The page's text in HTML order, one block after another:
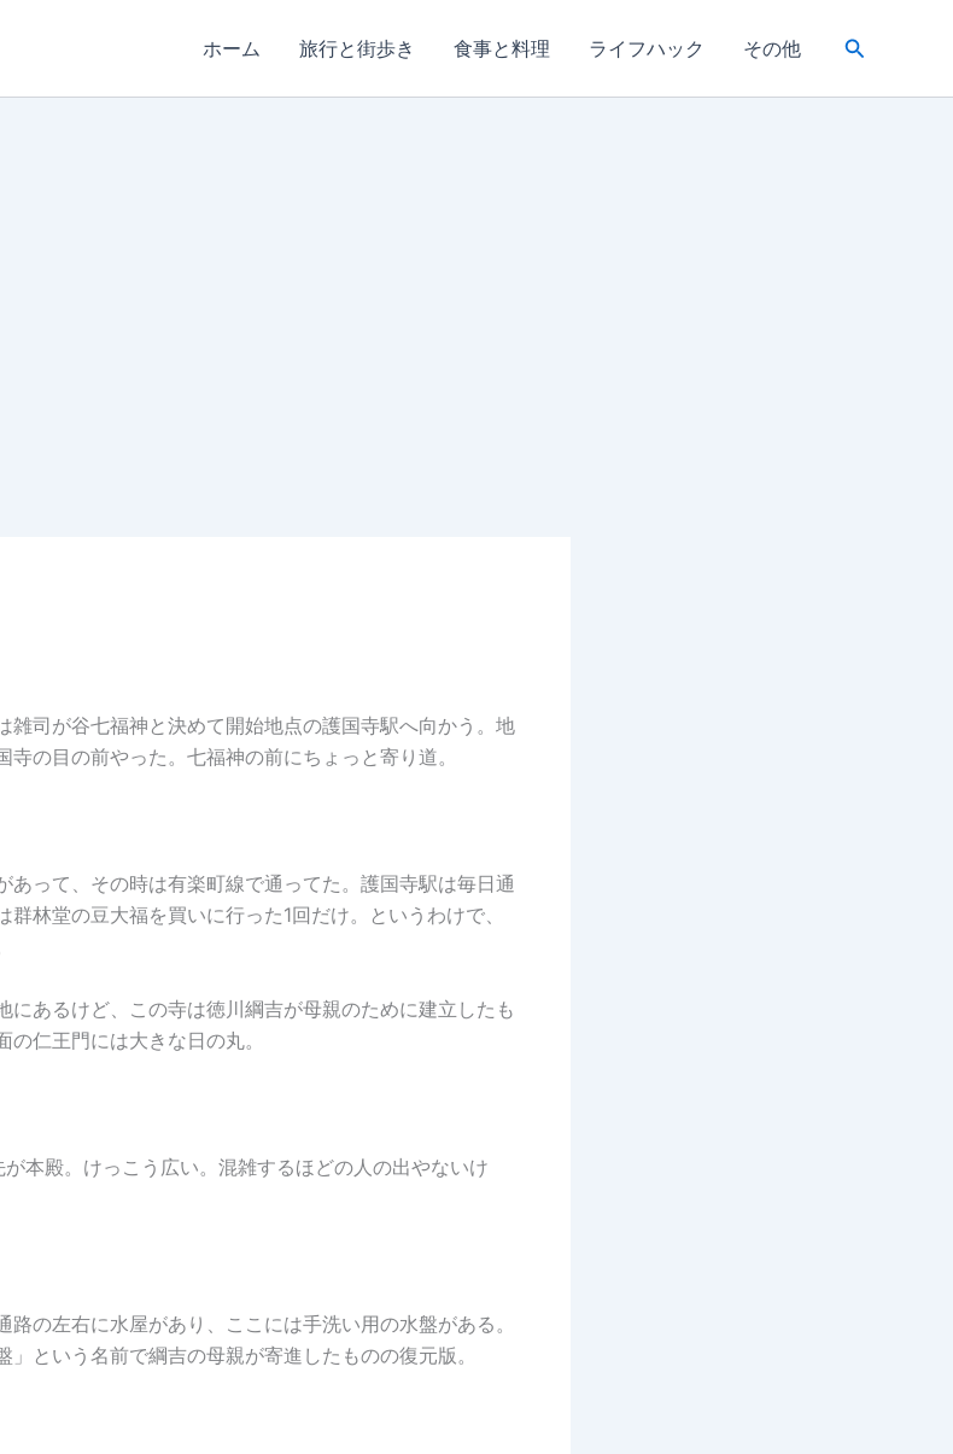
ホーム 旅行と街歩き 食事と料理 ライフハック その他
検
雑司が谷七福神と決めて開始地点の護国寺駅へ向かう。地
の目の前やった。七福神の前にちょっと寄り道。
あって、その時は有楽町線で通ってた。護国寺駅は毎日通
林堂の豆大福を買いに行った1回だけ。というわけで、
にあるけど、この寺は徳川綱吉が母親のために建立したも
仁王門には大きな日の丸。
本殿。けっこう広い。混雑するほどの人の出やないけ
の左右に水屋があり、ここには手洗い用の水盤がある。
」という名前で綱吉の母親が寄進したものの復元版。